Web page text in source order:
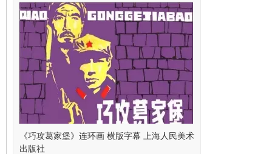
《巧攻葛家堡》连环画 横版字幕 上海人民美术
出版社